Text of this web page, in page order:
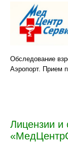
Обследование
Аэропорт. Прием
Лицензии и